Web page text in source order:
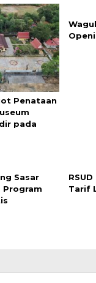
Penataan
pada
Sasar
Program
Tarif